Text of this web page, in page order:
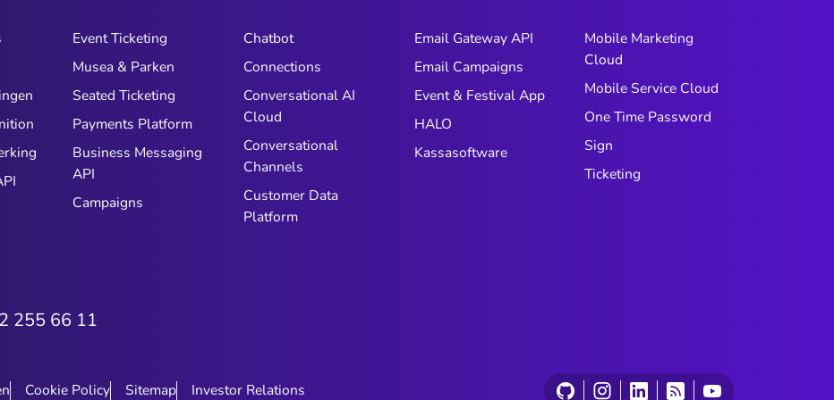
Event Ticketing
Musea & Parken
Seated Ticketing
Payments Platform
Business Messaging
API
Campaigns
Chatbot
Connections
Conversational AI
Cloud
Conversational
Channels
Customer Data
Platform
Email Gateway API
Email Campaigns
Event & Festival App
HALO
Kassasoftware
Mobile Marketing
Cloud
Mobile Service Cloud
One Time Password
Sign
Ticketing
255 66 11
Cookie Policy Sitemap Investor Relations